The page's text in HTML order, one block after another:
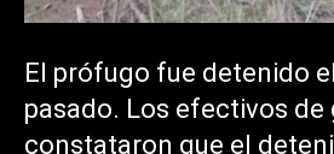
El prófugo fue detenido
pasado. Los efectivos de
constataron que el